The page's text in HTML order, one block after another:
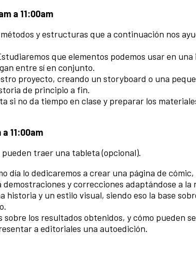
a 11:00am
y estructuras que a continuación nos
que elementos podemos usar en
entre sí en conjunto.
proyecto, creando un storyboard o una
de principio a fin.
si no da tiempo en clase y preparar los
11:00am
traer una tableta (opcional).
día lo dedicaremos a crear una página de
y correcciones adaptándose a la
historia y un estilo visual, siendo eso la base
sobre los resultados obtenidos, y cómo pueden
a editoriales una autoedición.